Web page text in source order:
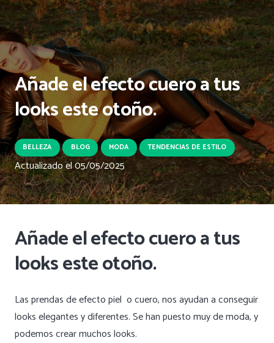
Añade el efecto cuero a tus
looks este otoño.
BELLEZA BLOG MODA TENDENCIAS DE ESTILO
Actualizado el05/05/2025
Añade el efecto cuero a tus
looks este otoño.
Las prendas de efecto piel o cuero, nos ayudan a conseguir
looks elegantes y diferentes. Se han puesto muy de moda, y
podemos crear muchos looks.